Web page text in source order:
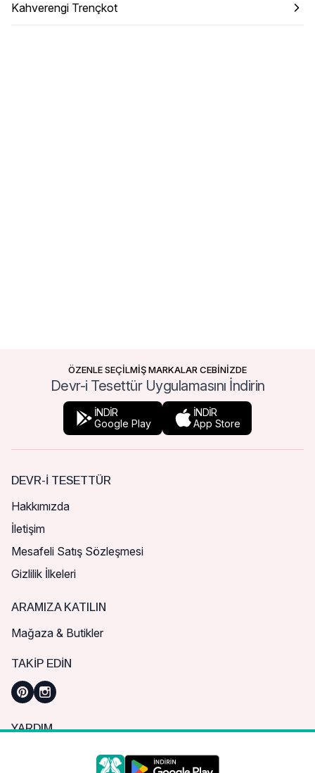
Kahverengi Trençkot
ÖZENLE SEÇİLMİŞ MARKALAR CEBİNİZDE
Devr-i Tesettür Uygulamasını İndirin
İNDİR
Google Play
İNDİR
App Store
DEVR-I TESETTÜR
Hakkımızda
İletişim
Mesafeli Satış Sözleşmesi
Gizlilik İlkeleri
ARAMIZA KATILIN
Mağaza & Butikler
TAKIP EDIN
YARDIM
Sık Sorulan Sorular